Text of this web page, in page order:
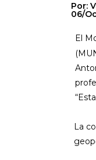
Por:
06/
El
La